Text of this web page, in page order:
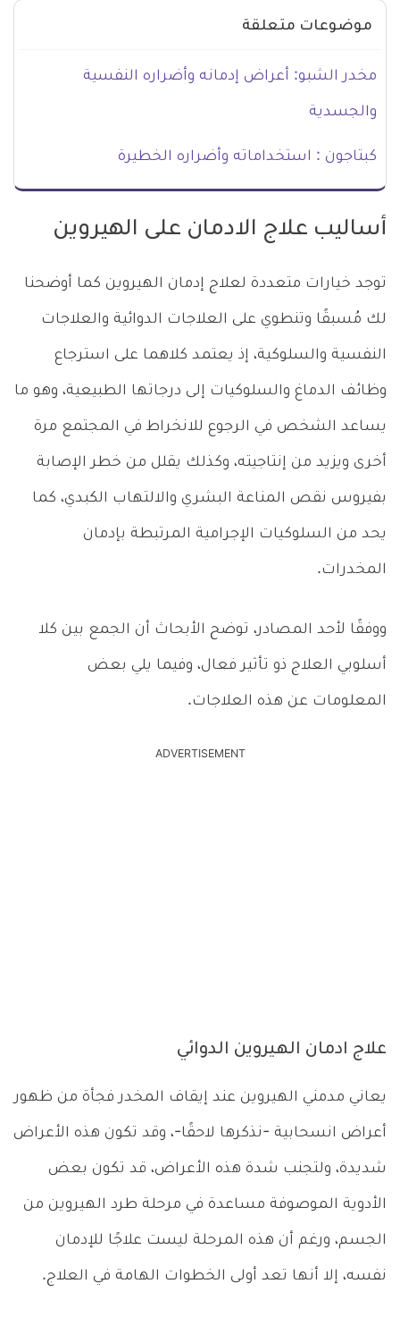
موضوعات متعلقة
مخدر الشبو: أعراض إدمانه وأضراره النفسية
والجسدية
كبتاجون : استخداماته وأضراره الخطيرة
أساليب علاج الادمان على الهيروين
توجد خيارات متعددة لعلاج إدمان الهيروين كما أوضحنا
لك مُسبقًا وتنطوي على العلاجات الدوائية والعلاجات
النفسية والسلوكية، إذ يعتمد كلاهما على استرجاع
وظائف الدماغ والسلوكيات إلى درجاتها الطبيعية، وهو ما
يساعد الشخص في الرجوع للانخراط في المجتمع مرة
أخرى ويزيد من إنتاجيته، وكذلك يقلل من خطر الإصابة
بفيروس نقص المناعة البشري والالتهاب الكبدي، كما
يحد من السلوكيات الإجرامية المرتبطة بإدمان
المخدرات.
ووفقًا لأحد المصادر، توضح الأبحاث أن الجمع بين كلا
أسلوبي العلاج ذو تأثير فعال، وفيما يلي بعض
المعلومات عن هذه العلاجات.
ADVERTISEMENT
علاج ادمان الهيروين الدوائي
يعاني مدمني الهيروين عند إيقاف المخدر فجأة من ظهور
أعراض انسحابية -نذكرها لاحقًا-، وقد تكون هذه الأعراض
شديدة، ولتجنب شدة هذه الأعراض، قد تكون بعض
الأدوية الموصوفة مساعدة في مرحلة طرد الهيروين من
الجسم، ورغم أن هذه المرحلة ليست علاجًا للإدمان
نفسه، إلا أنها تعد أولى الخطوات الهامة في العلاج.